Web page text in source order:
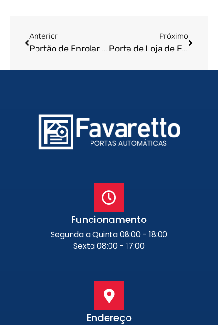
Anterior
Portão de Enrolar Automático em São José dos Campos – SP
Próximo
Porta de Loja de Enrolar em Itu – SP
Funcionamento
Segunda a Quinta 08:00 - 18:00
Sexta 08:00 - 17:00
Endereço